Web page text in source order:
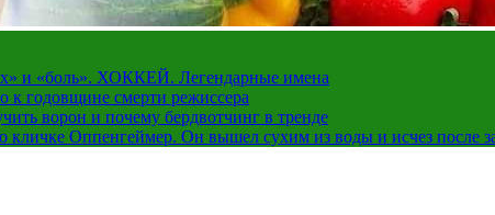
и «боль». ХОККЕЙ. Легендарные имена
к годовщине смерти режиссера
ворон и почему бердвотчинг в тренде
Оппенгеймер. Он вышел сухим из воды и исчез после